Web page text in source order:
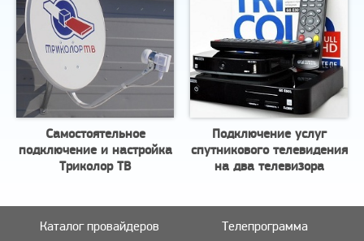
Самостоятельное
подключение и настройка
Триколор ТВ
Подключение услуг
спутникового телевидения
на два телевизора
Каталог провайдеров
Телепрограмма